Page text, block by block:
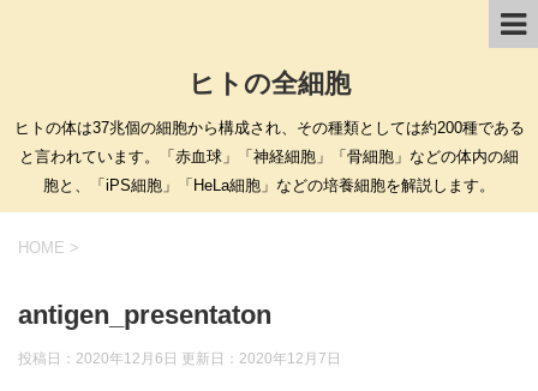
ヒトの全細胞
ヒトの体は37兆個の細胞から構成され、その種類としては約200種である
と言われています。「赤血球」「神経細胞」「骨細胞」などの体内の細
胞と、「iPS細胞」「HeLa細胞」などの培養細胞を解説します。
HOME >
antigen_presentaton
投稿日：2020年12月6日 更新日： 2020年12月7日